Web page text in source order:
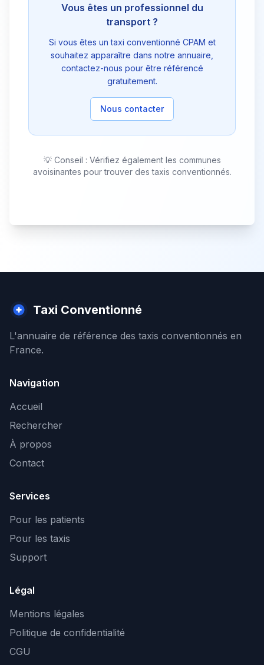
Vous êtes un professionnel du
transport ?
Si vous êtes un taxi conventionné CPAM et
souhaitez apparaître dans notre annuaire,
contactez-nous pour être référencé
gratuitement.
Nous contacter
💡 Conseil : Vérifiez également les communes
avoisinantes pour trouver des taxis conventionnés.
Taxi Conventionné
L'annuaire de référence des taxis conventionnés en
France.
Navigation
Accueil
Rechercher
À propos
Contact
Services
Pour les patients
Pour les taxis
Support
Légal
Mentions légales
Politique de confidentialité
CGU